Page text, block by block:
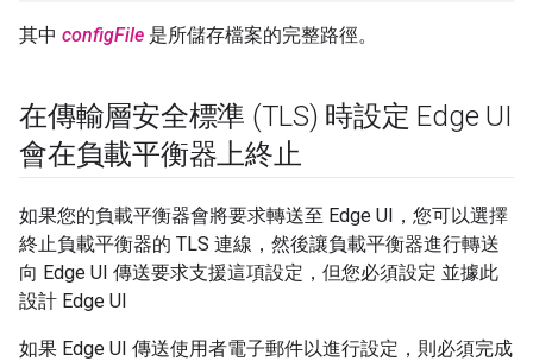
其中 configFile 是所儲存檔案的完整路徑。
在傳輸層安全標準 (TLS) 時設定 Edge UI
會在負載平衡器上終止
如果您的負載平衡器會將要求轉送至 Edge UI，您可以選擇
終止負載平衡器的 TLS 連線，然後讓負載平衡器進行轉送
向 Edge UI 傳送要求支援這項設定，但您必須設定 並據此
設計 Edge UI
如果 Edge UI 傳送使用者電子郵件以進行設定，則必須完成